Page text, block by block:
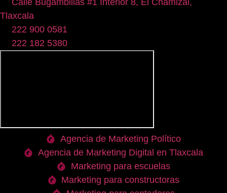
Tlaxcala
222 900 0581
222 182 5380
Agencia de Marketing Político
Agencia de Marketing Digital en Tlaxcala
Marketing para escuelas
Marketing para constructoras